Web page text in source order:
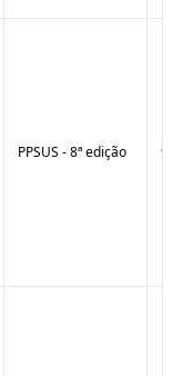
PPSUS - 8ª edição